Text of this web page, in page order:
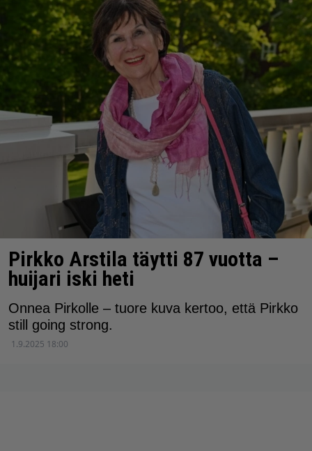
Pirkko Arstila täytti 87 vuotta –
huijari iski heti
Onnea Pirkolle – tuore kuva kertoo, että Pirkko
still going strong.
1.9.2025 18:00